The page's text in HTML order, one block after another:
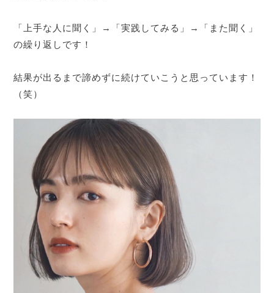
「上手な人に聞く」→「実践してみる」→「また聞く」
の繰り返しです！
結果が出るまで諦めずに続けていこうと思っています！
（笑）